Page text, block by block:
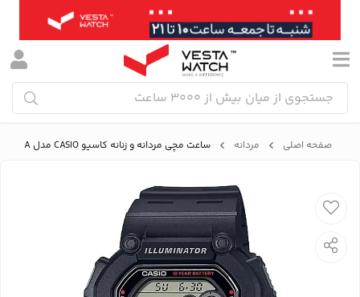
صفحه اصلی مردانه ساعت مچی مردانه و زنانه کاسیو CASIO مدل W-737H-1A